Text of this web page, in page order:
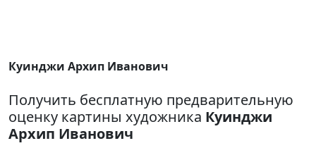
Куинджи Архип Иванович
Получить бесплатную предварительную
оценку картины художника Куинджи
Архип Иванович